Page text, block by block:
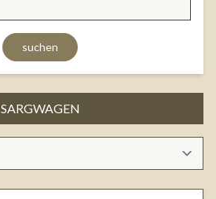
suchen
SARGWAGEN